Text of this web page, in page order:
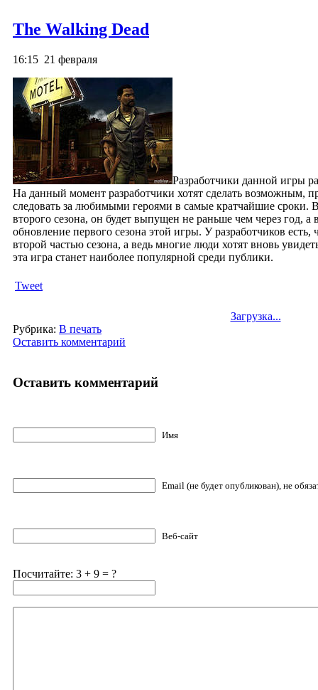
The Walking Dead
16:15 21 февраля
Разработчики данной игры
На данный момент разработчики хотят сделать возможным,
следовать за любимыми героями в самые кратчайшие сроки.
второго сезона, он будет выпущен не раньше чем через год, а
обновление первого сезона этой игры. У разработчиков
второй частью сезона, а ведь многие люди хотят вновь
эта игра станет наиболее популярной среди публики.
Tweet
Загрузка...
Рубрика: В печать
Оставить комментарий
Оставить комментарий
Имя
Email (не будет опубликован), не
Веб-сайт
Посчитайте: 3 + 9 = ?